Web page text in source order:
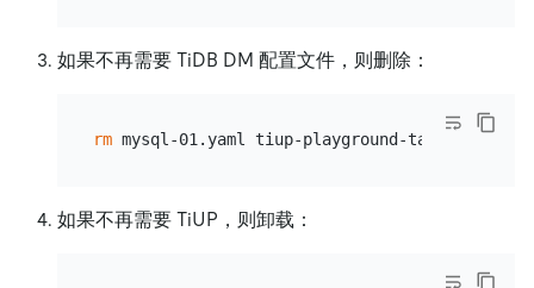
如果不再需要 TiDB DM 配置文件，则删除：
rm mysql-01.yaml tiup-playground-task.yaml
如果不再需要 TiUP，则卸载：